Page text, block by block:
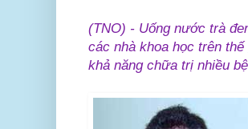
(TNO) - Uống nước trà
các nhà khoa học trên
khả năng chữa trị nhiều